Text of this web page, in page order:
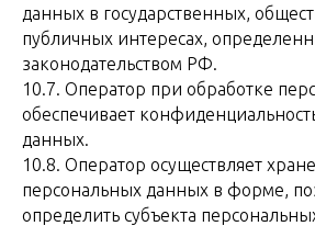
данных в государственных,
публичных интересах,
законодательством РФ.
10.7. Оператор при обработке
обеспечивает
данных.
10.8. Оператор осуществляет
персональных данных в форме,
определить субъекта